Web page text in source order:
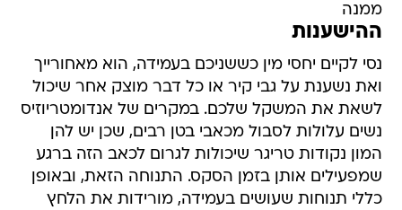
ממנה
ההישענות
נסי לקיים יחסי מין כששניכם בעמידה, הוא מאחורייך
ואת נשענת על גבי קיר או כל דבר מוצק אחר שיכול
לשאת את המשקל שלכם. במקרים של אנדומטריוזיס
נשים עלולות לסבול מכאבי בטן רבים, שכן יש להן
המון נקודות טריגר שיכולות לגרום לכאב הזה ברגע
שמפעילים אותן בזמן הסקס. התנוחה הזאת, ובאופן
כללי תנוחות שעושים בעמידה, מורידות את הלחץ